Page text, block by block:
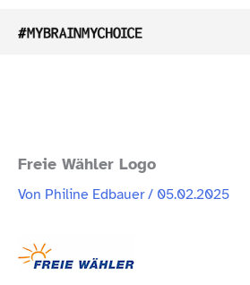
Inhalt
Freie Wähler Logo
Von Philine Edbauer/ 05.02.2025